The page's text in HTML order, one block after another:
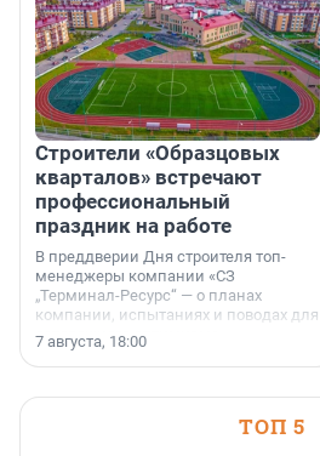
Строители «Образцовых
кварталов» встречают
профессиональный
праздник на работе
В преддверии Дня строителя топ-
менеджеры компании «СЗ
„Терминал-Ресурс“ — о планах
компании, испытаниях и поводах для
осторожного оптимизма.
7 августа, 18:00
ТОП 5